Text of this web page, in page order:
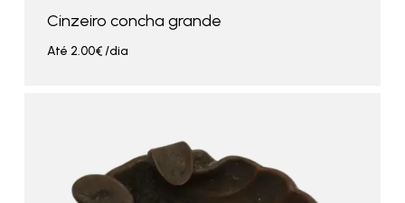
Cinzeiro concha grande
Até 2.00€/dia